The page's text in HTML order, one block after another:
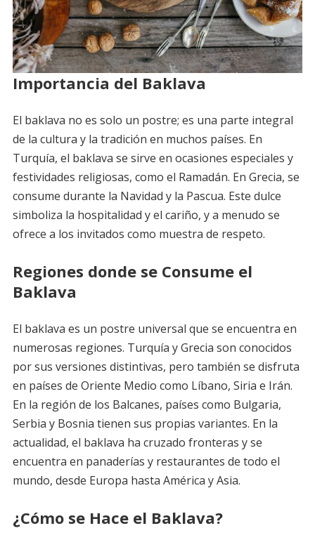
Importancia del Baklava
El baklava no es solo un postre; es una parte integral
de la cultura y la tradición en muchos países. En
Turquía, el baklava se sirve en ocasiones especiales y
festividades religiosas, como el Ramadán. En Grecia, se
consume durante la Navidad y la Pascua. Este dulce
simboliza la hospitalidad y el cariño, y a menudo se
ofrece a los invitados como muestra de respeto.
Regiones donde se Consume el
Baklava
El baklava es un postre universal que se encuentra en
numerosas regiones. Turquía y Grecia son conocidos
por sus versiones distintivas, pero también se disfruta
en países de Oriente Medio como Líbano, Siria e Irán.
En la región de los Balcanes, países como Bulgaria,
Serbia y Bosnia tienen sus propias variantes. En la
actualidad, el baklava ha cruzado fronteras y se
encuentra en panaderías y restaurantes de todo el
mundo, desde Europa hasta América y Asia.
¿Cómo se Hace el Baklava?